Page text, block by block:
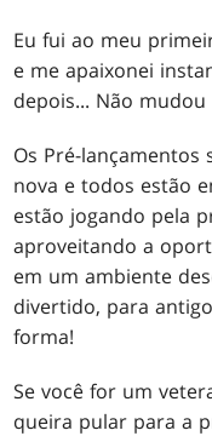
Eu fui ao meu
e me apaixonei
depois... Não
Os Pré-
nova e todos estão
estão jogando pela
aproveitando a
em um ambiente
divertido, para
forma!
Se você for um
queira pular para a